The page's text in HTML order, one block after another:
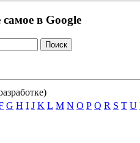
в Google
G H I J K L M N O P Q R S T U